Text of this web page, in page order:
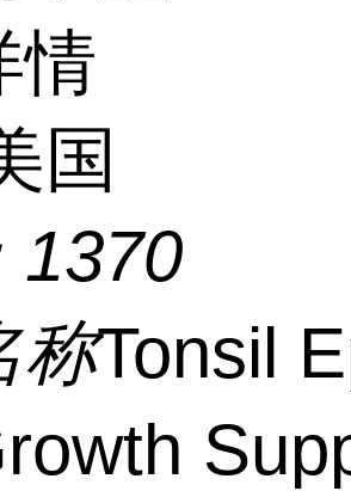
情
国
1370
称Tonsil